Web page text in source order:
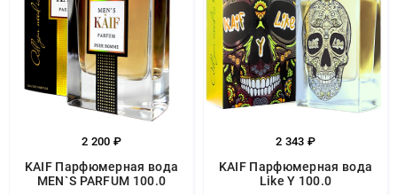
2 200 ₽
KAIF Парфюмерная вода
MEN`S PARFUM 100.0
2 343 ₽
KAIF Парфюмерная вода
Like Y 100.0